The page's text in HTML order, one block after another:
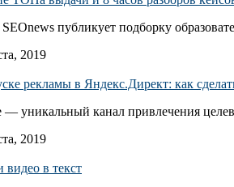
публикует подборку
2019
рекламы в Яндекс.Директ: как
— уникальный канал привлечения
2019
видео в текст